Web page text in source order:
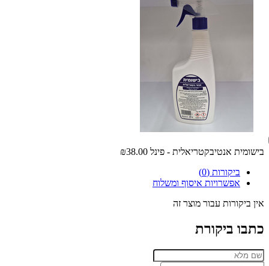
בישומית אנטיבקטריאלית - פינל ₪38.00
ביקורות (0)
אפשרויות איסוף ומשלוח
אין ביקורות עבור מוצר זה
כתבו ביקורת